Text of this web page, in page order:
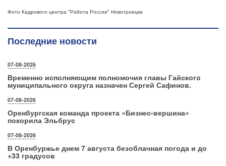
Фото Кадрового центра "Работа России" Новотроицка
Последние новости
07-08-2026
Временно исполняющим полномочия главы Гайского
муниципального округа назначен Сергей Сафинов.
07-08-2026
Оренбургская команда проекта «Бизнес‑вершина»
покорила Эльбрус
07-08-2026
В Оренбуржье днем 7 августа безоблачная погода и до
+33 градусов